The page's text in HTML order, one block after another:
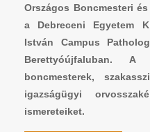
Országos Boncmesteri
a Debreceni Egyetem
István Campus
Berettyóújfaluban. A
boncmesterek,
igazságügyi
ismereteiket.